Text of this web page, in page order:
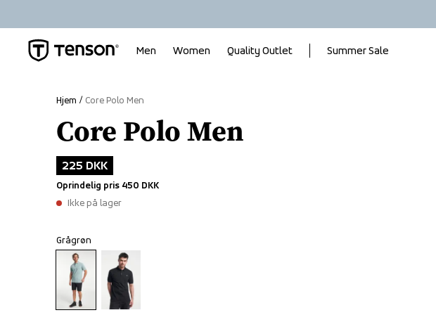
Men Women Quality Outlet Summer Sale
Hjem Core Polo Men
Core Polo Men
225 DKK
Oprindelig pris 450 DKK
Ikke på lager
Grågrøn